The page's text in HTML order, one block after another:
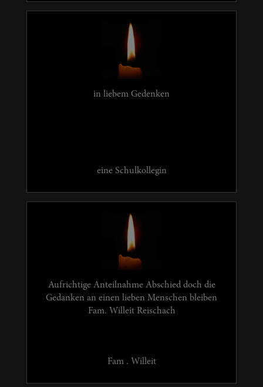
in liebem Gedenken
eine Schulkollegin
Aufrichtige Anteilnahme Abschied doch die
Gedanken an einen lieben Menschen bleiben
Fam. Willeit Reischach
Fam . Willeit